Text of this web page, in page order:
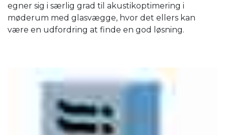
egner sig i særlig grad til akustikoptimering i
møderum med glasvægge, hvor det ellers kan
være en udfordring at finde en god løsning.